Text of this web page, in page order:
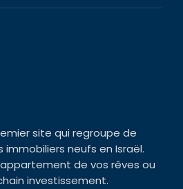
site qui regroupe de
neufs en Israël.
de vos rêves ou
investissement.